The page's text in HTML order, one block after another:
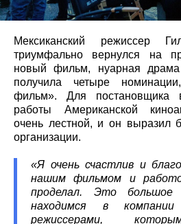
Мексиканский режиссер
триумфально вернулся на
новый фильм, нуарная
получила четыре
фильм». Для постановщика
работы Американской
очень лестной, и он выразил
организации.
«Я очень счастлив и
нашим фильмом и
проделал. Это большое
находимся в
режиссерами,